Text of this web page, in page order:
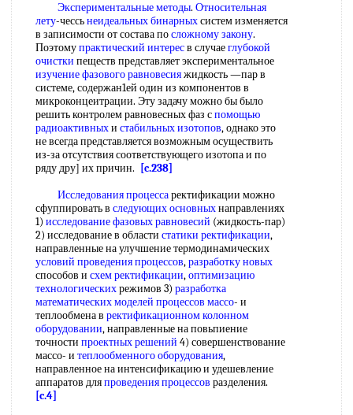
Экспериментальные методы. Относительная
лету-чессьнеидеальных бинарныхсистем изменяется
в записимости от состава посложному закону.
Поэтомупрактический интересв случаеглубокой
очистки пеществ представляет экспериментальное
изучение фазового равновесияжидкость —пар в
системе, содержан1ей один из компонентов в
микроконцеитрации. Эту задачу можно бы было
решить контролем равновесных фаз спомощью
радиоактивныхи стабильных изотопов, однако это
не всегда представляется возможным осуществить
из-за отсутствия соответствующего изотопа и по
ряду дру] их причин.
[c.238]
Исследования процессаректификации можно
сфуппировать в следующих основныхнаправлениях
1) исследование фазовых равновесий (жидкость-пар)
2) исследование в области статики ректификации,
направленные на улучшение термодинамических
условий проведения процессов,разработку новых
способов и схем ректификации,оптимизацию
технологическихрежимов 3) разработка
математических моделей процессов массо- и
теплообмена в ректификационном колонном
оборудовании, направленные на повьпиение
точности проектных решений 4) совершенствование
массо- и теплообменного оборудования,
направленное на интенсификацию и удешевление
аппаратов дляпроведения процессов разделения.
[c.4]